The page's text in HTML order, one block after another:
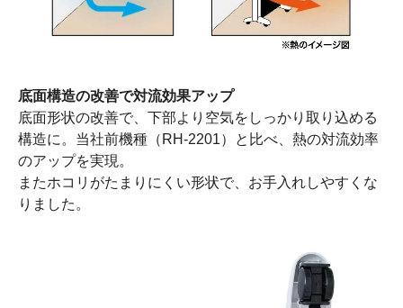
底面構造の改善で対流効果アップ
底面形状の改善で、下部より空気をしっかり取り込める
構造に。当社前機種（RH-2201）と比べ、熱の対流効率
のアップを実現。
またホコリがたまりにくい形状で、お手入れしやすくな
りました。